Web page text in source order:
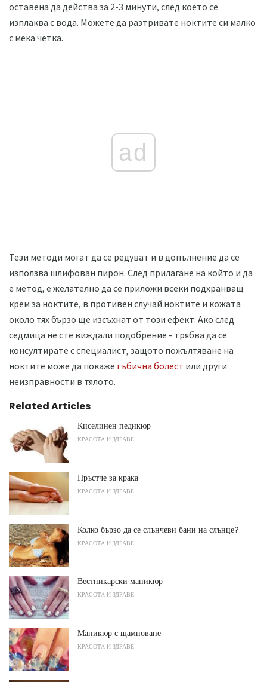
оставена да действа за 2-3 минути, след което се
изплаква с вода. Можете да разтривате ноктите си малко
с мека четка.
ad
Тези методи могат да се редуват и в допълнение да се
използва шлифован пирон. След прилагане на който и да
е метод, е желателно да се приложи всеки подхранващ
крем за ноктите, в противен случай ноктите и кожата
около тях бързо ще изсъхнат от този ефект. Ако след
седмица не сте виждали подобрение - трябва да се
консултирате с специалист, защото пожълтяване на
ноктите може да покаже гъбична болест или други
неизправности в тялото.
Related Articles
Киселинен педикюр
КРАСОТА И ЗДРАВЕ
Пръстче за крака
КРАСОТА И ЗДРАВЕ
Колко бързо да се слънчеви бани на слънце?
КРАСОТА И ЗДРАВЕ
Вестникарски маникюр
КРАСОТА И ЗДРАВЕ
Маникюр с щамповане
КРАСОТА И ЗДРАВЕ